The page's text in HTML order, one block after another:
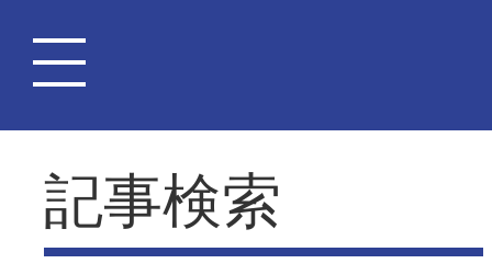
記事検索